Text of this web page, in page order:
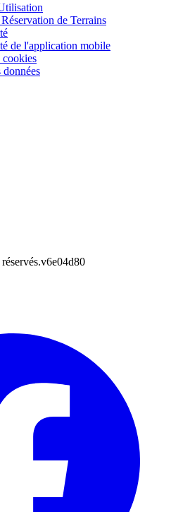
de Terrains
de l'application mobile
v6e04d80